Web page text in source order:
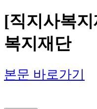
[직지사복
복지재단
본문 바로가기